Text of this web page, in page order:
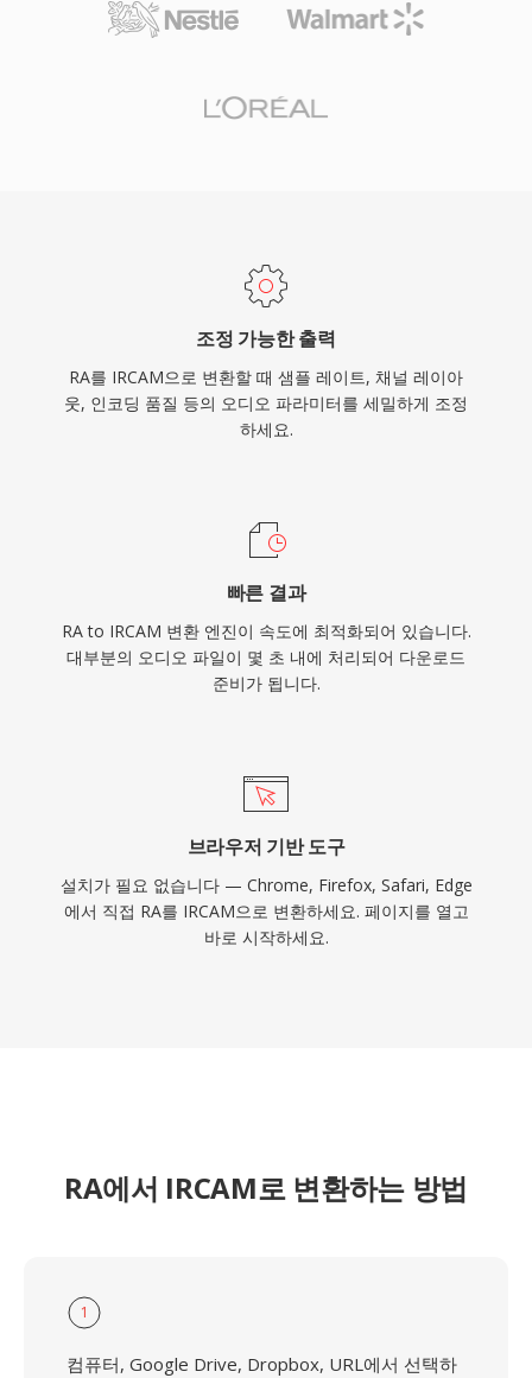
조정 가능한 출력
RA를 IRCAM으로 변환할 때 샘플 레이트, 채널 레이아
웃, 인코딩 품질 등의 오디오 파라미터를 세밀하게 조정
하세요.
빠른 결과
RA to IRCAM 변환 엔진이 속도에 최적화되어 있습니다.
대부분의 오디오 파일이 몇 초 내에 처리되어 다운로드
준비가 됩니다.
브라우저 기반 도구
설치가 필요 없습니다 — Chrome, Firefox, Safari, Edge
에서 직접 RA를 IRCAM으로 변환하세요. 페이지를 열고
바로 시작하세요.
RA에서 IRCAM로 변환하는 방법
1
컴퓨터, Google Drive, Dropbox, URL에서 선택하